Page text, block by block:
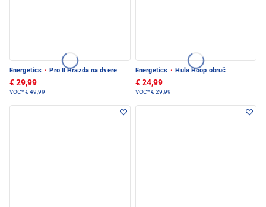
Energetics · Pro II Hrazda na dvere
€ 29,99
VOC*€ 49,99
Energetics · Hula Hoop obruč
€ 24,99
VOC*€ 29,99